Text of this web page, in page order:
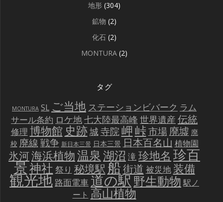
地形 (304)
鉱物 (2)
化石 (2)
MONTURA (2)
タグ
MONTURA SL ご当地 ステーションビバーク ラム
サール条約 ロケ地七大陸最高峰 世界遺産 伝統
修理 博物館 史跡城寺院岬峠市場 廃墟 廃
校 廃線戦争 新日本三景 日本三景 日本百名山 植物園
氷河海浜植物温泉湖沼 滝珍地名 珍百
景神社 祭り 秘境駅船街道 被災地 装備
観光地 路面電車道の駅野生動物 駅ノ
ート 高山植物